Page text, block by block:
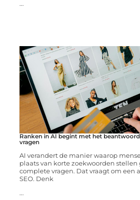
...
Ranken in AI begint met het
vragen
AI verandert de manier waarop
plaats van korte zoekwoorden stellen
complete vragen. Dat vraagt om een
SEO. Denk
...